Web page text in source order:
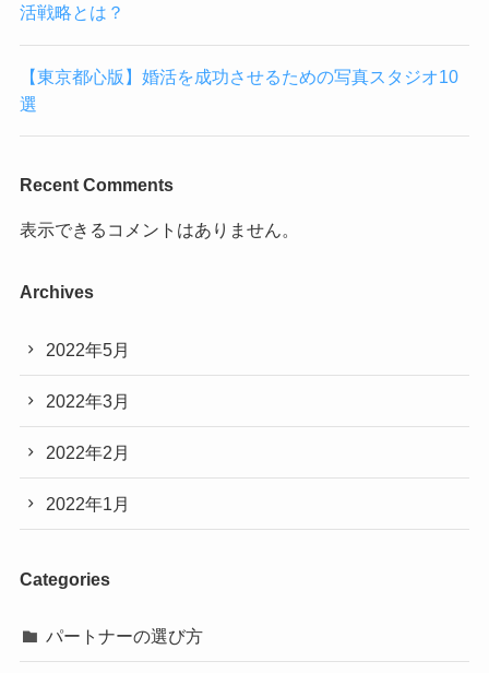
活戦略とは？
【東京都心版】婚活を成功させるための写真スタジオ10
選
Recent Comments
表示できるコメントはありません。
Archives
2022年5月
2022年3月
2022年2月
2022年1月
Categories
パートナーの選び方